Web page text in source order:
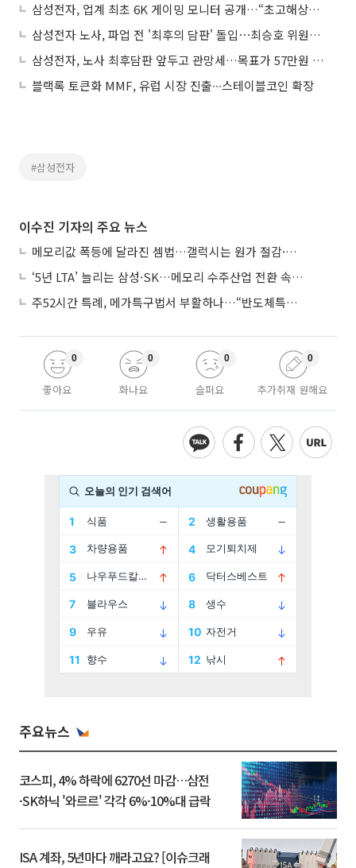
삼성전자, 업계 최초 6K 게이밍 모니터 공개…“초고해상도·OLED로 시장 공략 강화”
삼성전자 노사, 파업 전 '최후의 담판' 돌입⋯최승호 위원장 "끝까지 최선"
삼성전자, 노사 최후담판 앞두고 관망세…목표가 57만원 상향에도 보합
블랙록 토큰화 MMF, 유럽 시장 진출∙∙∙스테이블코인 확장
#삼성전자
이수진 기자의 주요 뉴스
메모리값 폭등에 달라진 셈법…갤럭시는 원가 절감·아이폰은 서비스 확대
‘5년 LTA’ 늘리는 삼성·SK…메모리 수주산업 전환 속 다른 셈법
주52시간 특례, 메가특구법서 부활하나…“반도체특별법 담겨야”
좋아요
0
화나요
0
슬퍼요
0
추가취재 원해요
0
주요뉴스
코스피, 4% 하락에 6270선 마감…삼전
·SK하닉 '와르르' 각각 6%·10%대 급락
ISA 계좌, 5년마다 깨라고요? [이슈크래